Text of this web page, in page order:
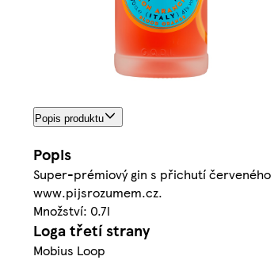
Popis produktu
Popis
Super-prémiový gin s přichutí
www.pijsrozumem.cz.
Množství: 0.7l
Loga třetí strany
Mobius Loop